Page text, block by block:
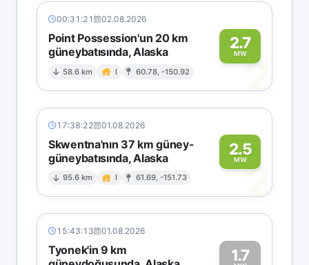
00:31:21 02.08.2026
Point Possession'un 20 km
güneybatısında, Alaska
58.6 km I 60.78, -150.92
2.7
MW
2
17:38:22 01.08.2026
Skwentna'nın 37 km güney-
güneybatısında, Alaska
95.6 km I 61.69, -151.73
2.5
MW2
15:43:13 01.08.2026
Tyonek'in 9 km
1.7